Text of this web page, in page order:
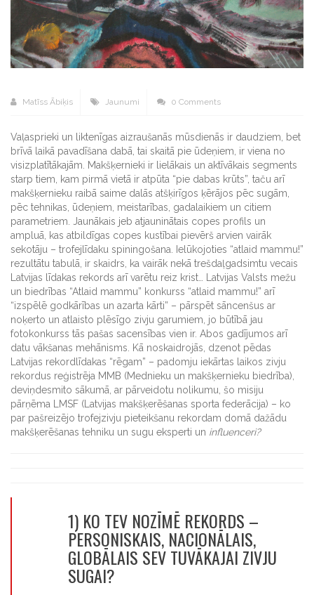
Matīss Ābiķis Jaunumi 0 Comments
Vaļasprieki un liktenīgas aizraušanās mūsdienās ir daudziem, bet
brīvā laikā pavadīšana dabā, tai skaitā pie ūdeņiem, ir viena no
visizplatītākajām. Makšķernieki ir lielākais un aktīvākais segments
starp tiem, kam pirmā vietā ir atpūta “pie dabas krūts”, taču arī
makšķernieku raibā saime dalās atšķirīgos ķērājos pēc sugām,
pēc tehnikas, ūdeņiem, meistarības, gadalaikiem un citiem
parametriem. Jaunākais jeb atjauninātais copes profils un
ampluā, kas atbildīgas copes kustībai pievērš arvien vairāk
sekotāju – trofejlīdaku spiningošana. Ielūkojoties “atlaid mammu!”
rezultātu tabulā, ir skaidrs, ka vairāk nekā trešdaļgadsimtu vecais
Latvijas līdakas rekords arī varētu reiz krist… Latvijas Valsts mežu
un biedrības “Atlaid mammu” konkurss “atlaid mammu!” arī
“izspēlē godkārības un azarta kārti” – pārspēt sāncenšus ar
noķerto un atlaisto plēsīgo zivju garumiem, jo būtībā jau
fotokonkurss tās pašas sacensības vien ir. Abos gadījumos arī
datu vākšanas mehānisms. Kā noskaidrojās, dzenot pēdas
Latvijas rekordlīdakas “rēgam” – padomju iekārtas laikos zivju
rekordus reģistrēja MMB (Mednieku un makšķernieku biedrība),
deviņdesmito sākumā, ar pārveidotu nolikumu, šo misiju
pārņēma LMSF (Latvijas makšķerēšanas sporta federācija) – ko
par pašreizējo trofejzivju pieteikšanu rekordam domā dažādu
makšķerēšanas tehniku un sugu eksperti un influenceri?
1) KO TEV NOZĪMĒ REKORDS –
PERSONISKAIS, NACIONĀLAIS,
GLOBĀLAIS SEV TUVĀKAJAI ZIVJU
SUGAI?